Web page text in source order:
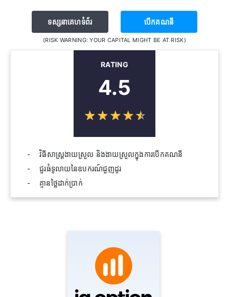
ទស្សនាគេហទំព័រ បើក​គណនី
(RISK WARNING: YOUR CAPITAL MIGHT BE AT RISK)
RATING
4.5
☆☆☆☆☆
★★★★★
វិធីសាស្រ្តងាយស្រួល និងងាយស្រួលក្នុងការបើកគណនី
ជួរធំទូលាយនៃឧបករណ៍ជួញដូរ
គ្មានថ្លៃដាក់ប្រាក់